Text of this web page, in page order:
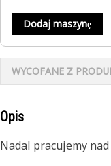
Dodaj maszynę
WYCOFANE Z
Opis
Nadal pracujemy